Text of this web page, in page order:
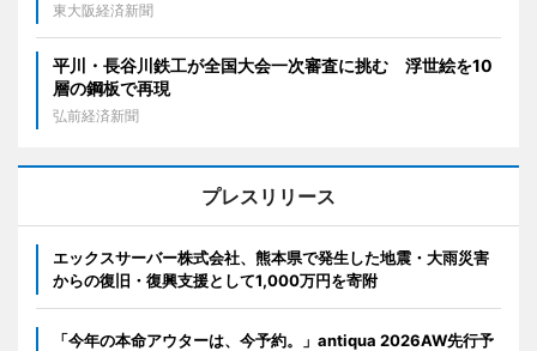
東大阪経済新聞
平川・長谷川鉄工が全国大会一次審査に挑む 浮世絵を10
層の鋼板で再現
弘前経済新聞
プレスリリース
エックスサーバー株式会社、熊本県で発生した地震・大雨災害
からの復旧・復興支援として1,000万円を寄附
「今年の本命アウターは、今予約。」antiqua 2026AW先行予